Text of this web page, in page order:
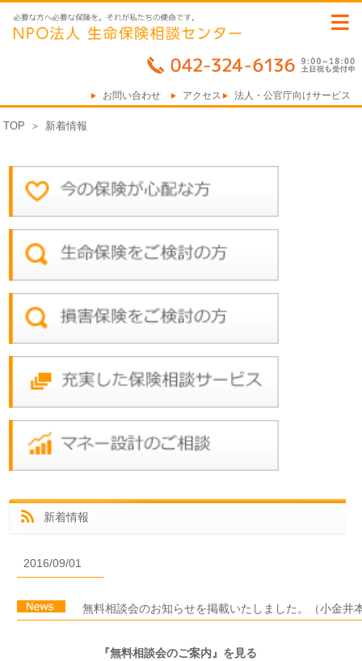
お問い合わせ アクセス 法人・公官庁向けサービス
≡
TOP ＞ 新着情報
新着情報
2016/09/01
無料相談会のお知らせを掲載いたしました。（小金井
『無料相談会のご案内』を見る